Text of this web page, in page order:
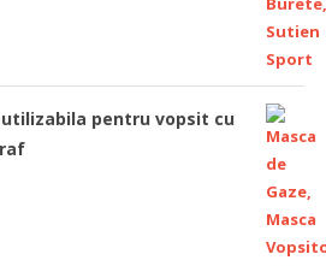
pentru vopsit cu